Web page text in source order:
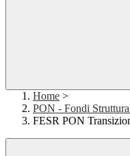
Home >
PON - Fondi
FESR PON